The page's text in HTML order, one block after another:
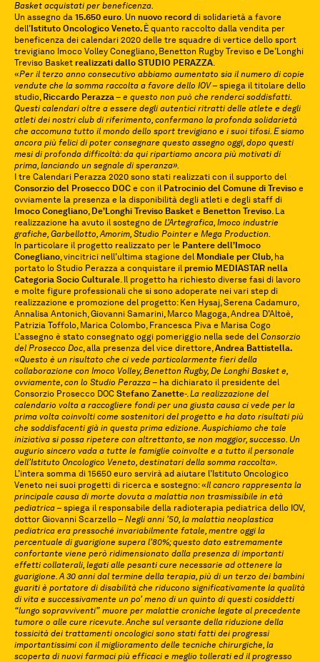
Basket acquistati per beneficenza.
Un assegno da 15.650 euro. Un nuovo record di solidarietà a favore
dell’ Istituto Oncologico Veneto. È quanto raccolto dalla vendita per
beneficenza dei calendari 2020 delle tre squadre di vertice dello sport
trevigiano Imoco Volley Conegliano, Benetton Rugby Treviso e De’Longhi
Treviso Basket realizzati dallo STUDIO PERAZZA.
«Per il terzo anno consecutivo abbiamo aumentato sia il numero di copie
vendute che la somma raccolta a favore dello IOV – spiega il titolare dello
studio, Riccardo Perazza– e questo non può che renderci soddisfatti.
Questi calendari oltre a essere degli autentici ritratti delle atlete e degli
atleti dei nostri club di riferimento, confermano la profonda solidarietà
che accomuna tutto il mondo dello sport trevigiano e i suoi tifosi. E siamo
ancora più felici di poter consegnare questo assegno oggi, dopo questi
mesi di profonda difficoltà: da qui ripartiamo ancora più motivati di
prima, lanciando un segnale di speranza».
I tre Calendari Perazza 2020 sono stati realizzati con il supporto del
Consorzio del Prosecco DOC e con il Patrocinio del Comune di Treviso e
ovviamente la presenza e la disponibilità degli atleti e degli staff di
Imoco Conegliano, De’Longhi Treviso Basket e Benetton Treviso. La
realizzazione ha avuto il sostegno de L’Artegrafica, Imoco industrie
grafiche, Garbellotto, Amorim, Studio Pointer e Mega Production.
In particolare il progetto realizzato per le Pantere dell’Imoco
Conegliano, vincitrici nell’ultima stagione del Mondiale per Club, ha
portato lo Studio Perazza a conquistare il premio MEDIASTAR nella
Categoria Socio Culturale. Il progetto ha richiesto diverse fasi di lavoro
e molte figure professionali che si sono adoperate nei vari step di
realizzazione e promozione del progetto: Ken Hysaj, Serena Cadamuro,
Annalisa Antonich, Giovanni Samarini, Marco Magoga, Andrea D’Altoè,
Patrizia Toffolo, Marica Colombo, Francesca Piva e Marisa Cogo
L’assegno è stato consegnato oggi pomeriggio nella sede del Consorzio
del Prosecco Doc, alla presenza del vice direttore,Andrea Battistella.
«Questo è un risultato che ci vede particolarmente fieri della
collaborazione con Imoco Volley, Benetton Rugby, De Longhi Basket e,
ovviamente, con lo Studio Perazza– ha dichiarato il presidente del
Consorzio Prosecco DOC Stefano Zanette-.La realizzazione del
calendario volta a raccogliere fondi per una giusta causa ci vede per la
prima volta coinvolti come sostenitori del progetto e ha dato risultati più
che soddisfacenti già in questa prima edizione. Auspichiamo che tale
iniziativa si possa ripetere con altrettanto, se non maggior, successo. Un
augurio sincero vada a tutte le famiglie coinvolte e a tutto il personale
dell’Istituto Oncologico Veneto, destinatari della somma raccolta».
L’intera somma di 15650 euro servirà ad aiutare l’Istituto Oncologico
Veneto nei suoi progetti di ricerca e sostegno: «Il cancro rappresenta la
principale causa di morte dovuta a malattia non trasmissibile in età
pediatrica – spiega il responsabile della radioterapia pediatrica dello IOV,
dottor Giovanni Scarzello – Negli anni ’50, la malattia neoplastica
pediatrica era pressoché invariabilmente fatale, mentre oggi la
percentuale di guarigione supera l’80%; questo dato estremamente
confortante viene però ridimensionato dalla presenza di importanti
effetti collaterali, legati alle pesanti cure necessarie ad ottenere la
guarigione. A 30 anni dal termine della terapia, più di un terzo dei bambini
guariti è portatore di disabilità che riducono significativamente la qualità
di vita e successivamente un po’ meno di un quinto di questi cosiddetti
“lungo sopravviventi” muore per malattie croniche legate al precedente
tumore o alle cure ricevute. Anche sul versante della riduzione della
tossicità dei trattamenti oncologici sono stati fatti dei progressi
importantissimi con il miglioramento delle tecniche chirurgiche, la
scoperta di nuovi farmaci più efficaci e meglio tollerati ed il progresso